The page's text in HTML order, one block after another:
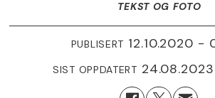
TEKST OG FOTO
PUBLISERT 12.10.2020 -
SIST OPPDATERT